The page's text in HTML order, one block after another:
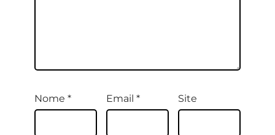
Nome * Email * Site